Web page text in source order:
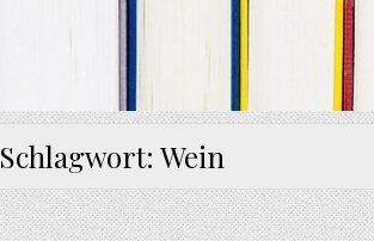
Schlagwort: Wein